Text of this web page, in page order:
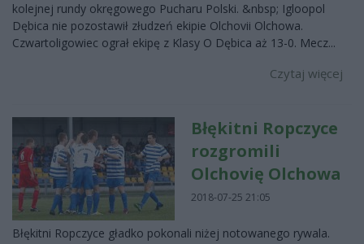
kolejnej rundy okręgowego Pucharu Polski. &nbsp; Igloopol
Dębica nie pozostawił złudzeń ekipie Olchovii Olchowa.
Czwartoligowiec ograł ekipę z Klasy O Dębica aż 13-0. Mecz...
Czytaj więcej
Błękitni Ropczyce
rozgromili
Olchovię Olchowa
2018-07-25 21:05
Błękitni Ropczyce gładko pokonali niżej notowanego rywala.